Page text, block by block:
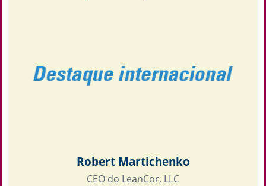
Robert Martichenko
CEO do LeanCor, LLC